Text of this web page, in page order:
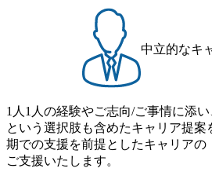
った社会課題やテーマに対して、グ
事例などを基に企業の構造改革と社
みを行うプロフェッショナルチーム
象となるポジションは下記となりま
(調達改革・設備O&M)【SCS SU】
流改革/需給プロセス改革)【SSC SU
プロセス分析・AI活用_Sustainable
Consultant職)≪東京・大阪≫ ・コン
プンポジション)【SCS SU】 ※当日
仕事内容からお話をさせていただき
ルティングにご興味をお持ちの方は
にはWebテストを8月20日までに受
日までにプログラム参加者をご案内
ム : 8月29日(土)10:00～13:30 @ベイ
・プログラム期間中はコンサルタン
ェクトのご紹介、ケースワークショ
・10月17日(土)開催の選考会にて採
す ※ご都合が合わない方は別途調
中立的なキ
1人1人の経験やご志向/ご事情に添い
という選択肢も含めたキャリア提
期での支援を前提としたキャリアの
ご支援いたします。